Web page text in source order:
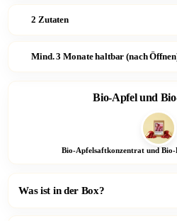
2 Zutaten
Mind. 3 Monate haltbar (nach
Bio-Apfel und
Bio-Apfelsaftkonzentrat und
Was ist in der Box?